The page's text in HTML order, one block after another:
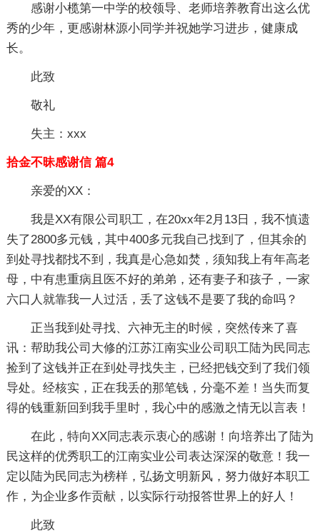
感谢小榄第一中学的校领导、老师培养教育出这么优
秀的少年，更感谢林源小同学并祝她学习进步，健康成
长。
此致
敬礼
失主：xxx
拾金不昧感谢信 篇4
亲爱的XX：
我是XX有限公司职工，在20xx年2月13日，我不慎遗
失了2800多元钱，其中400多元我自己找到了，但其余的
到处寻找都找不到，我真是心急如焚，须知我上有年高老
母，中有患重病且医不好的弟弟，还有妻子和孩子，一家
六口人就靠我一人过活，丢了这钱不是要了我的命吗？
正当我到处寻找、六神无主的时候，突然传来了喜
讯：帮助我公司大修的江苏江南实业公司职工陆为民同志
捡到了这钱并正在到处寻找失主，已经把钱交到了我们领
导处。经核实，正在我丢的那笔钱，分毫不差！当失而复
得的钱重新回到我手里时，我心中的感激之情无以言表！
在此，特向XX同志表示衷心的感谢！向培养出了陆为
民这样的优秀职工的江南实业公司表达深深的敬意！我一
定以陆为民同志为榜样，弘扬文明新风，努力做好本职工
作，为企业多作贡献，以实际行动报答世界上的好人！
此致